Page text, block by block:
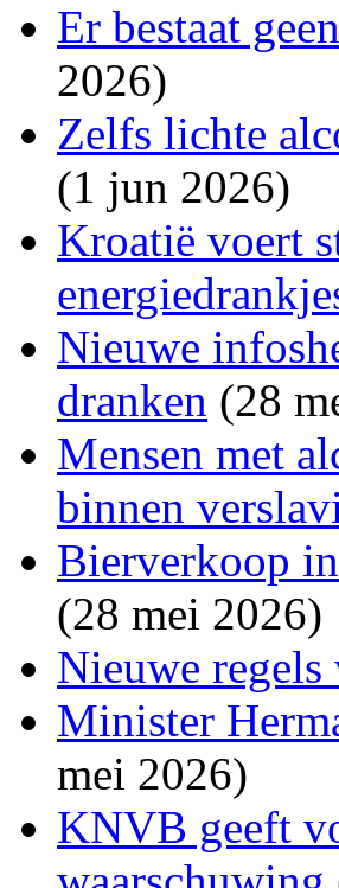
Er bestaat
2026)
Zelfs lichte
(1 jun 2026)
Kroatië voert
Nieuwe
dranken (28
Mensen met
binnen
Bierverkoop
(28 mei 2026)
Nieuwe
Minister
mei 2026)
KNVB geeft